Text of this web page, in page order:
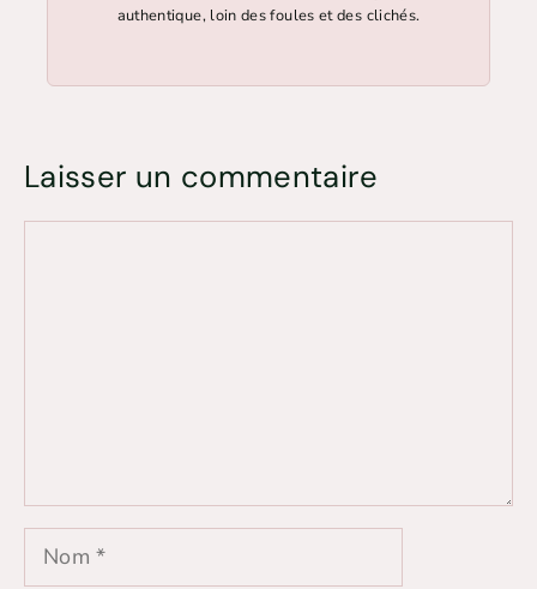
authentique, loin des foules et des clichés.
Laisser un commentaire
Nom